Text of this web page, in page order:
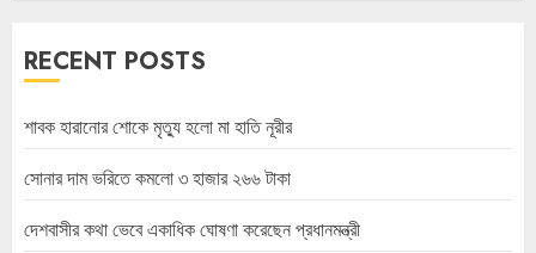
RECENT POSTS
শাবক হারানোর শোকে মৃত্যু হলো মা হাতি নূরীর
সোনার দাম ভরিতে কমলো ৩ হাজার ২৬৬ টাকা
দেশবাসীর কথা ভেবে একাধিক ঘোষণা করেছেন প্রধানমন্ত্রী